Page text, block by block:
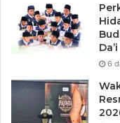
Rektor UMRAH,
dalam
diangkat dalam
Da’i
6